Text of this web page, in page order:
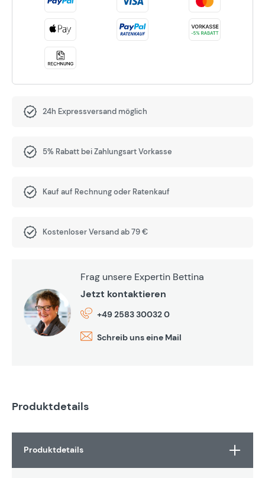
24h Expressversand möglich
5% Rabatt bei Zahlungsart Vorkasse
Kauf auf Rechnung oder Ratenkauf
Kostenloser Versand ab 79 €
Frag unsere Expertin Bettina
Jetzt kontaktieren
+49 2583 30032 0
Schreib uns eine Mail
Produktdetails
Produktdetails